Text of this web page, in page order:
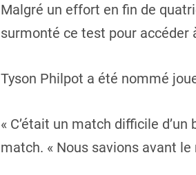
Malgré un effort en fin de
surmonté ce test pour accéder
Tyson Philpot a été nommé
« C’était un match difficile
match. « Nous savions avant